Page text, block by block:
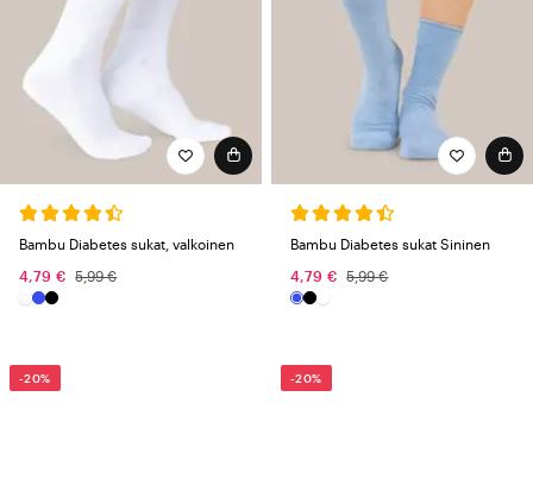
Bambu Diabetes sukat, valkoinen
4,79 €
5,99 €
Bambu Diabetes sukat Sininen
4,79 €
5,99 €
-20% -20%